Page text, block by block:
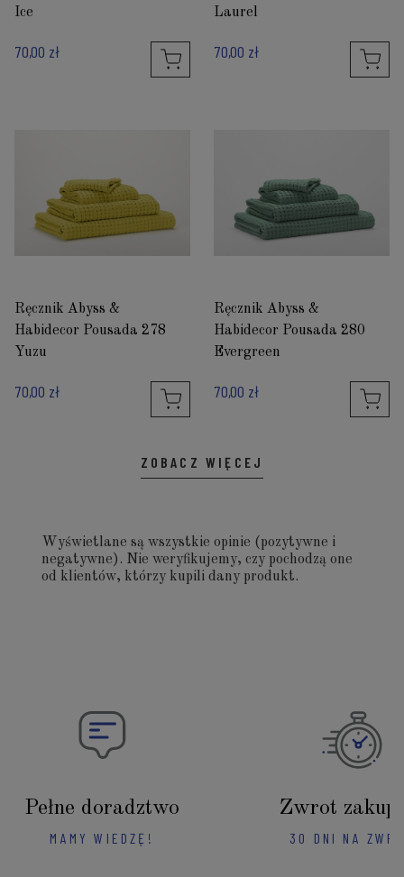
Ice
70,00 zł
Laurel
70,00 zł
Ręcznik Abyss &
Habidecor Pousada 278
Yuzu
70,00 zł
Ręcznik Abyss &
Habidecor Pousada 280
Evergreen
70,00 zł
ZOBACZ WIĘCEJ
Wyświetlane są wszystkie opinie (pozytywne i
negatywne). Nie weryfikujemy, czy pochodzą one
od klientów, którzy kupili dany produkt.
Pełne doradztwo
MAMY WIEDZĘ!
Zwrot
30 DNI NA